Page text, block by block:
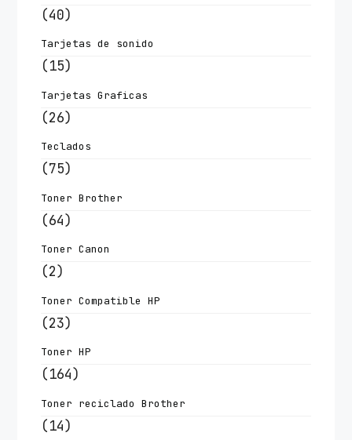
(40)
Tarjetas de sonido
(15)
Tarjetas Graficas
(26)
Teclados
(75)
Toner Brother
(64)
Toner Canon
(2)
Toner Compatible HP
(23)
Toner HP
(164)
Toner reciclado Brother
(14)